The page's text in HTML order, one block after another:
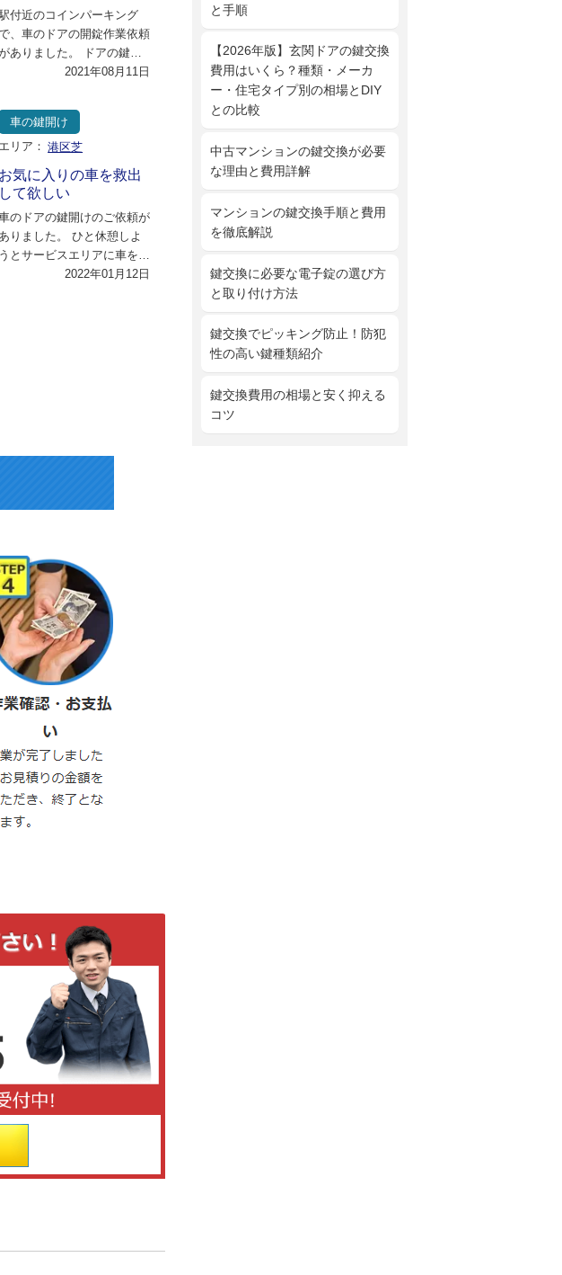
付近のコインパーキング
、車のドアの開錠作業依頼
ありました。 ドアの鍵を
開けようと鍵穴に挿し込んだ
2021年08月11日
車の鍵開け
エリア： 港区芝
お気に入りの車を救出
して欲しい
のドアの鍵開けのご依頼が
りました。 ひと休憩しよ
うとサービスエリアに車を停
めようとして、そのまま車の
2022年01月12日
と手順
【2026年版】玄関ドアの鍵交換
費用はいくら？種類・メーカ
ー・住宅タイプ別の相場とDIY
との比較
中古マンションの鍵交換が必要
な理由と費用詳解
マンションの鍵交換手順と費用
を徹底解説
鍵交換に必要な電子錠の選び方
と取り付け方法
鍵交換でピッキング防止！防犯
性の高い鍵種類紹介
鍵交換費用の相場と安く抑える
コツ